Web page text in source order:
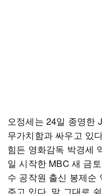
오정세는 24일 종영한
무가치함과 싸우고 있
힘든 영화감독 박경세
일 시작한 MBC 새 금
수 공작원 출신 봉제순
주고 있다. 말 그대로